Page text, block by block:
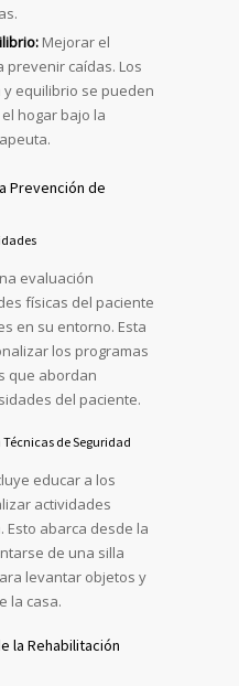
Mejorar el
prevenir caídas. Los
equilibrio se pueden
hogar bajo la
Prevención de
evaluación
físicas del paciente
en su entorno. Esta
los programas
que abordan
del paciente.
de Seguridad
educar a los
actividades
Esto abarca desde la
de una silla
levantar objetos y
la casa.
la Rehabilitación